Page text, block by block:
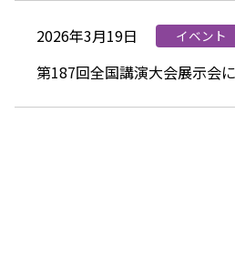
2026年3月19日 イベント
第187回全国講演大会展示会